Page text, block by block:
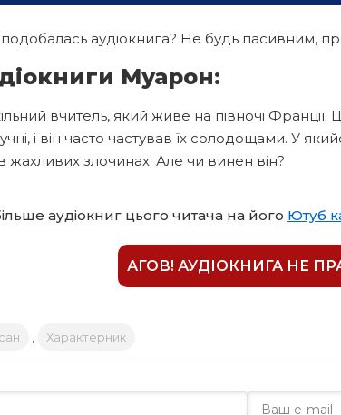
аудіокнига? Не будь пасивним,
Муарон:
вчитель, який живе на півночі Франції.
і він часто частував їх солодощами. У
жахливих злочинах. Але чи винен він?
аудіокниг цього читача на його Ютуб
АГОВ! АУДІОКНИГА НЕ
Характерник